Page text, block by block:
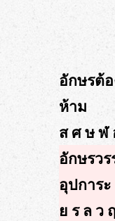
อักษรต้
ห้าม
ส ศ ษ ฬ
อักษรว
อุปการะ
ย ร ล ว